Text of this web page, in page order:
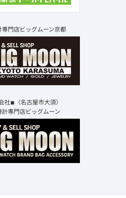
門店ビッグムーン京都
社◾︎（名古屋市大須）
計専門店ビッグムーン